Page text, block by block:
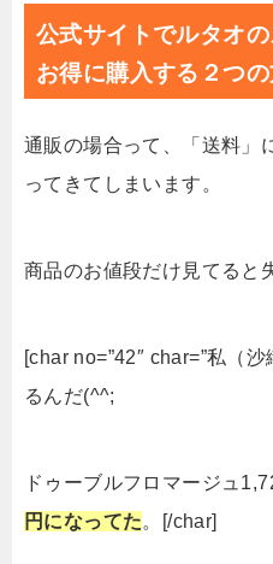
公式サイトでルタオ
お得に購入する２つの
通販の場合って、「送料」
ってきてしまいます。
商品のお値段だけ見てると
[char no=”42″ char=”私（
るんだ(^^;
ドゥーブルフロマージュ
円になってた。[/char]